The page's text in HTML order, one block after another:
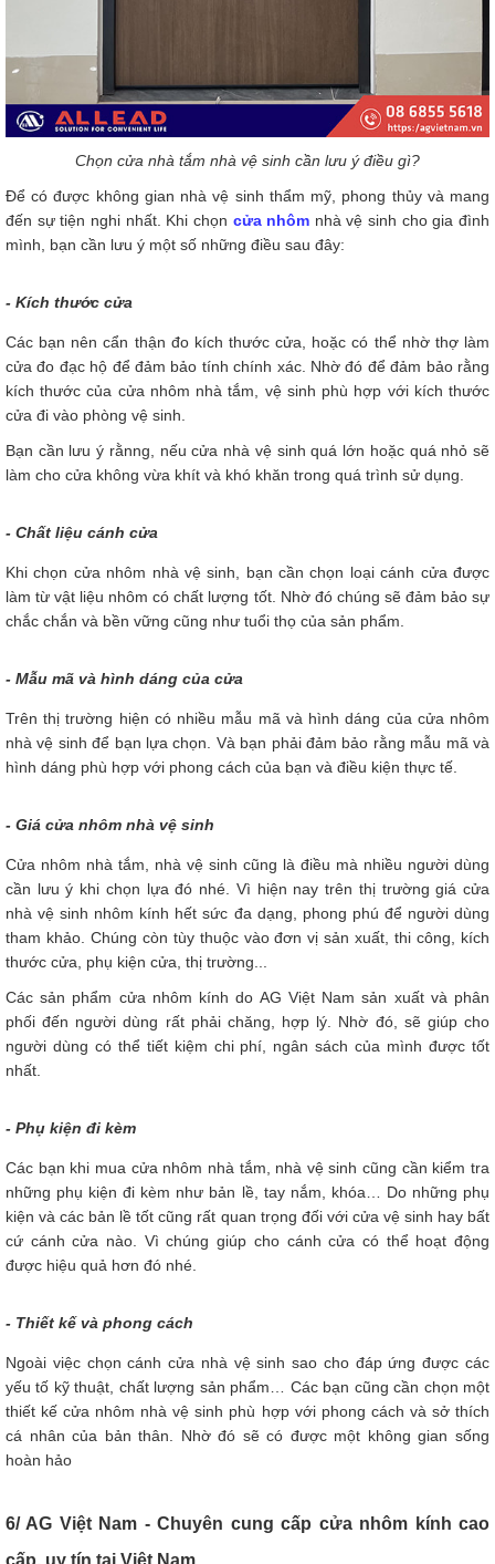
Chọn cửa nhà tắm nhà vệ sinh cần lưu ý điều gì?
Để có được không gian nhà vệ sinh thẩm mỹ, phong thủy và mang
đến sự tiện nghi nhất. Khi chọn cửa nhôm nhà vệ sinh cho gia đình
mình, bạn cần lưu ý một số những điều sau đây:
- Kích thước cửa
Các bạn nên cẩn thận đo kích thước cửa, hoặc có thể nhờ thợ làm
cửa đo đạc hộ để đảm bảo tính chính xác. Nhờ đó để đảm bảo rằng
kích thước của cửa nhôm nhà tắm, vệ sinh phù hợp với kích thước
cửa đi vào phòng vệ sinh.
Bạn cần lưu ý rằnng, nếu cửa nhà vệ sinh quá lớn hoặc quá nhỏ sẽ
làm cho cửa không vừa khít và khó khăn trong quá trình sử dụng.
- Chất liệu cánh cửa
Khi chọn cửa nhôm nhà vệ sinh, bạn cần chọn loại cánh cửa được
làm từ vật liệu nhôm có chất lượng tốt. Nhờ đó chúng sẽ đảm bảo sự
chắc chắn và bền vững cũng như tuổi thọ của sản phẩm.
- Mẫu mã và hình dáng của cửa
Trên thị trường hiện có nhiều mẫu mã và hình dáng của cửa nhôm
nhà vệ sinh để bạn lựa chọn. Và bạn phải đảm bảo rằng mẫu mã và
hình dáng phù hợp với phong cách của bạn và điều kiện thực tế.
- Giá cửa nhôm nhà vệ sinh
Cửa nhôm nhà tắm, nhà vệ sinh cũng là điều mà nhiều người dùng
cần lưu ý khi chọn lựa đó nhé. Vì hiện nay trên thị trường giá cửa
nhà vệ sinh nhôm kính hết sức đa dạng, phong phú để người dùng
tham khảo. Chúng còn tùy thuộc vào đơn vị sản xuất, thi công, kích
thước cửa, phụ kiện cửa, thị trường...
Các sản phẩm cửa nhôm kính do AG Việt Nam sản xuất và phân
phối đến người dùng rất phải chăng, hợp lý. Nhờ đó, sẽ giúp cho
người dùng có thể tiết kiệm chi phí, ngân sách của mình được tốt
nhất.
- Phụ kiện đi kèm
Các bạn khi mua cửa nhôm nhà tắm, nhà vệ sinh cũng cần kiểm tra
những phụ kiện đi kèm như bản lề, tay nắm, khóa… Do những phụ
kiện và các bản lề tốt cũng rất quan trọng đối với cửa vệ sinh hay bất
cứ cánh cửa nào. Vì chúng giúp cho cánh cửa có thể hoạt động
được hiệu quả hơn đó nhé.
- Thiết kế và phong cách
Ngoài việc chọn cánh cửa nhà vệ sinh sao cho đáp ứng được các
yếu tố kỹ thuật, chất lượng sản phẩm… Các bạn cũng cần chọn một
thiết kế cửa nhôm nhà vệ sinh phù hợp với phong cách và sở thích
cá nhân của bản thân. Nhờ đó sẽ có được một không gian sống
hoàn hảo
6/ AG Việt Nam - Chuyên cung cấp cửa nhôm kính cao
cấp, uy tín tại Việt Nam